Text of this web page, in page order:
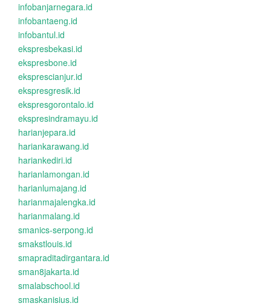
infobanjarnegara.id
infobantaeng.id
infobantul.id
ekspresbekasi.id
ekspresbone.id
eksprescianjur.id
ekspresgresik.id
ekspresgorontalo.id
ekspresindramayu.id
harianjepara.id
hariankarawang.id
hariankediri.id
harianlamongan.id
harianlumajang.id
harianmajalengka.id
harianmalang.id
smanics-serpong.id
smakstlouis.id
smapraditadirgantara.id
sman8jakarta.id
smalabschool.id
smaskanisius.id